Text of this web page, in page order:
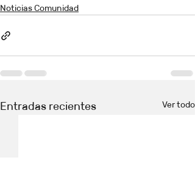
Noticias Comunidad
Entradas recientes Ver todo